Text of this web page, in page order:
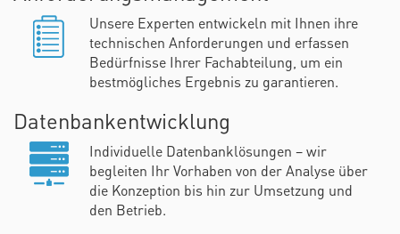
Unsere Experten entwickeln mit Ihnen ihre
technischen Anforderungen und erfassen
Bedürfnisse Ihrer Fachabteilung, um ein
bestmögliches Ergebnis zu garantieren.
Datenbankentwicklung
Individuelle Datenbanklösungen – wir
begleiten Ihr Vorhaben von der Analyse über
die Konzeption bis hin zur Umsetzung und
den Betrieb.